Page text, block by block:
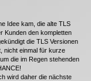
Idee kam, die alte TLS
Kunden den kompletten
die TLS Versionen
nicht einmal für kurze
die im Regen stehenden
wird daher die nächste